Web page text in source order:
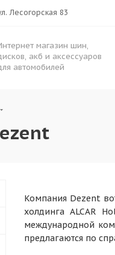
Лесогорская 83
магазин шин,
акб и аксессуаров
автомобилей
Компания Dezent
холдинга ALCAR
международной
предлагаются по